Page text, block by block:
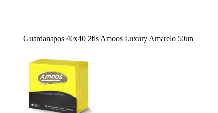
Guardanapos 40x40 2fls Amoos Luxury Amarelo 50un